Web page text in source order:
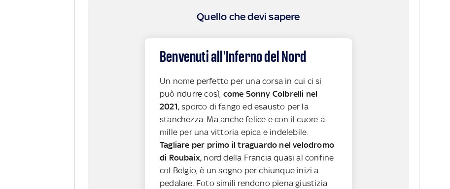
Quello che devi sapere
Benvenuti all'Inferno del Nord
Un nome perfetto per una corsa in cui ci si
può ridurre così, come Sonny Colbrelli nel
2021,sporco di fango ed esausto per la
stanchezza. Ma anche felice e con il cuore a
mille per una vittoria epica e indelebile.
Tagliare per primo il traguardo nel velodromo
di Roubaix, nord della Francia quasi al confine
col Belgio, è un sogno per chiunque inizi a
pedalare. Foto simili rendono piena giustizia